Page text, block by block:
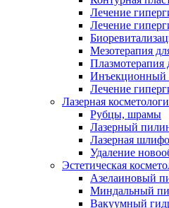
Лечение
Лечение
Мезотерапия
Плазмотерапия
Инъекционный
Лечение
Лазерная
Рубцы, шрамы
Лазерный
Лазерная
Удаление
Эстетическая
Азелаиновый
Миндальный
Вакуумный